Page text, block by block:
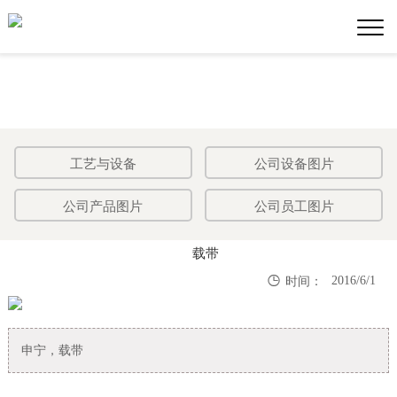
工艺与设备 公司设备图片
公司产品图片 公司员工图片
载带
 时间： 2016/6/1
申宁，载带